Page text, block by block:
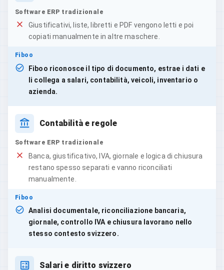
Software ERP tradizionale
Giustificativi, liste, libretti e PDF vengono letti e poi
copiati manualmente in altre maschere.
Fiboo
Fiboo riconosce il tipo di documento, estrae i dati e
li collega a salari, contabilità, veicoli, inventario o
azienda.
Contabilità e regole
Software ERP tradizionale
Banca, giustificativo, IVA, giornale e logica di chiusura
restano spesso separati e vanno riconciliati
manualmente.
Fiboo
Analisi documentale, riconciliazione bancaria,
giornale, controllo IVA e chiusura lavorano nello
stesso contesto svizzero.
Salari e diritto svizzero